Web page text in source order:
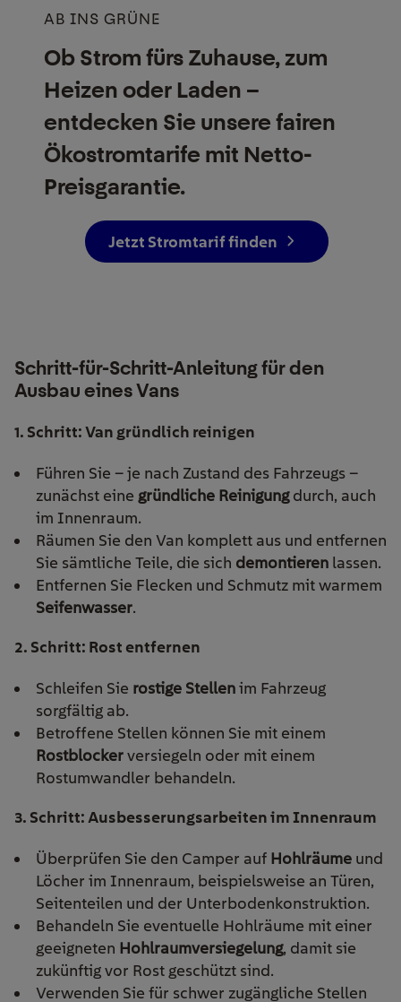
AB INS GRÜNE
Ob Strom fürs Zuhause, zum
Heizen oder Laden –
entdecken Sie unsere fairen
Ökostrom­tarife mit Netto-
Preisgarantie.
Jetzt Stromtarif finden
Schritt-für-Schritt-Anleitung für den
Ausbau eines Vans
1. Schritt: Van gründlich reinigen
Führen Sie – je nach Zustand des Fahrzeugs –
zunächst eine gründliche Reinigungdurch, auch
im Innenraum.
Räumen Sie den Van komplett aus und entfernen
Sie sämtliche Teile, die sich demontieren lassen.
Entfernen Sie Flecken und Schmutz mit warmem
Seifenwasser.
2. Schritt: Rost entfernen
Schleifen Sie rostige Stellenim Fahrzeug
sorgfältig ab.
Betroffene Stellen können Sie mit einem
Rostblockerversiegeln oder mit einem
Rostumwandler behandeln.
3. Schritt: Ausbesserungsarbeiten im Innenraum
Überprüfen Sie den Camper auf Hohlräume und
Löcher im Innenraum, beispielsweise an Türen,
Seitenteilen und der Unterbodenkonstruktion.
Behandeln Sie eventuelle Hohlräume mit einer
geeigneten Hohlraumversiegelung, damit sie
zukünftig vor Rost geschützt sind.
Verwenden Sie für schwer zugängliche Stellen